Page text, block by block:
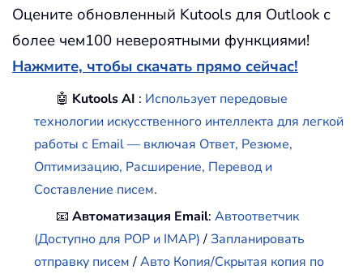
Оцените обновленный Kutools для Outlook с
более чем100 невероятными функциями!
Нажмите, чтобы скачать прямо сейчас!
🤖 Kutools AI : Использует передовые
технологии искусственного интеллекта для легкой
работы с Email — включая Ответ, Резюме,
Оптимизацию, Расширение, Перевод и
Составление писем.
📧Автоматизация Email:Автоответчик
(Доступно для POP и IMAP)/Запланировать
отправку писем/Авто Копия/Скрытая копия по